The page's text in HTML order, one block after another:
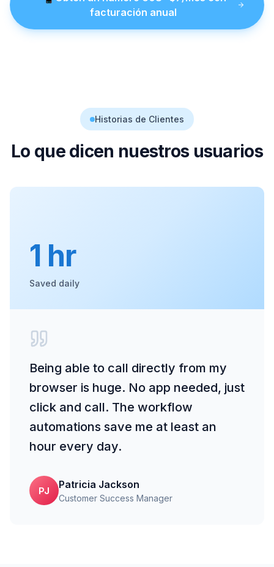
facturación anual
Historias de Clientes
Lo que dicen nuestros usuarios
1 hr
Saved daily
Being able to call directly from my
browser is huge. No app needed, just
click and call. The workflow
automations save me at least an
hour every day.
PJ
Patricia Jackson
Customer Success Manager